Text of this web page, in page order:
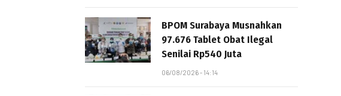
BPOM Surabaya Musnahkan
97.676 Tablet Obat Ilegal
Senilai Rp540 Juta
06/08/2026 - 14:14